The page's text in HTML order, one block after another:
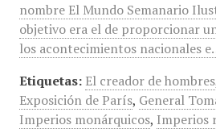
nombre El Mundo Semanario
objetivo era el de proporcionar
los acontecimientos nacionales
Etiquetas: El creador de hombres
Exposición de París, General
Imperios monárquicos, Imperios